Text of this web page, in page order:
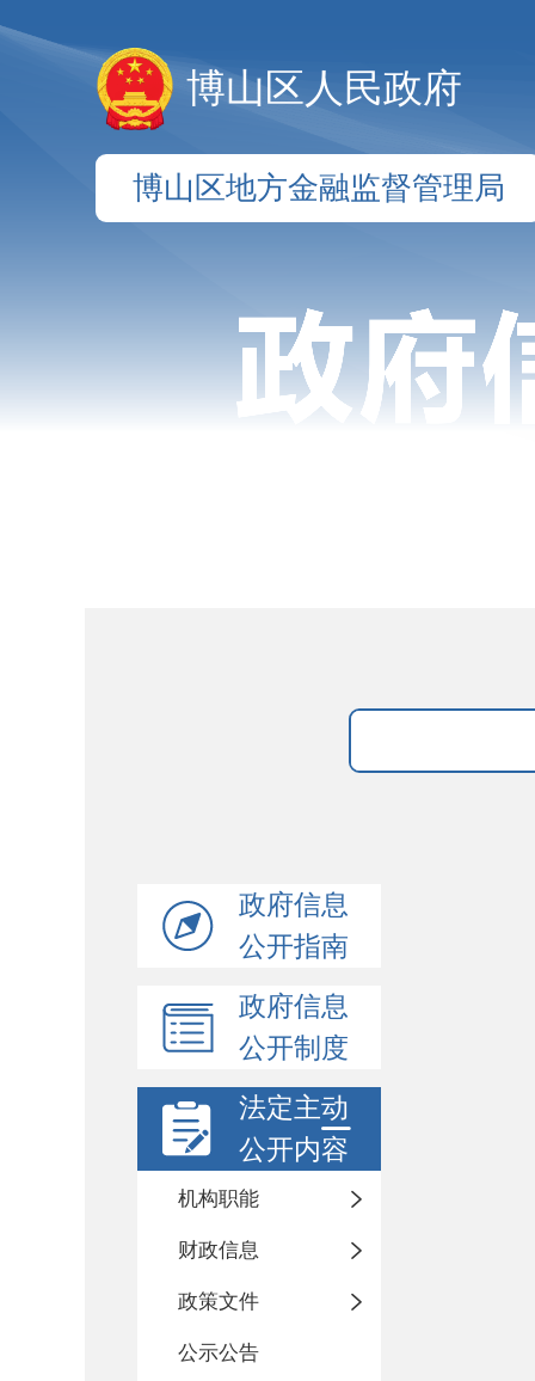
博山区人民政府
博山区地方金融监督管理局
政府信息
公开指南
政府信息
公开制度
法定主动
公开内容
机构职能
财政信息
政策文件
公示公告